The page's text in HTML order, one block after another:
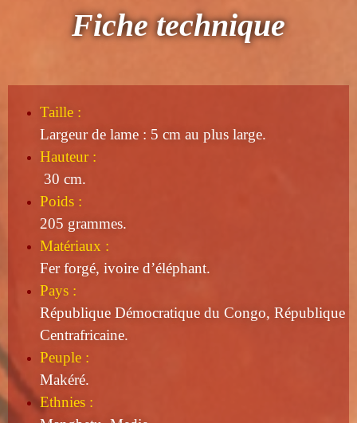
Fiche technique
Taille :
Largeur de lame : 5 cm au plus large.
Hauteur :
30 cm.
Poids :
205 grammes.
Matériaux :
Fer forgé, ivoire d’éléphant.
Pays :
République Démocratique du Congo, République
Centrafricaine.
Peuple :
Makéré.
Ethnies :